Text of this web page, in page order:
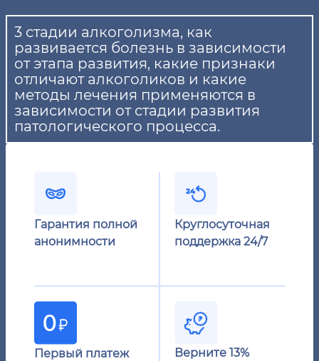
3 стадии алкоголизма, как
развивается болезнь в зависимости
от этапа развития, какие признаки
отличают алкоголиков и какие
методы лечения применяются в
зависимости от стадии развития
патологического процесса.
Гарантия полной
анонимности
Круглосуточная
поддержка 24/7
Первый платеж
Верните 13%